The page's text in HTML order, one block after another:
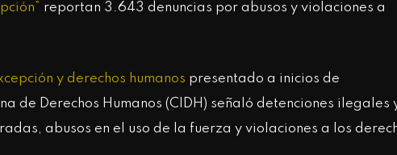
reportan 3.643 denuncias por abusos y violaciones a
y derechos humanos presentado a inicios de
de Derechos Humanos (CIDH) señaló detenciones ilegales
abusos en el uso de la fuerza y violaciones a los